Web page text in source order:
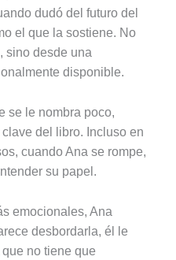
dudó del futuro del
el que la sostiene. No
sino desde una
disponible.
se le nombra poco,
del libro. Incluso en
cuando Ana se rompe,
su papel.
emocionales, Ana
desbordarla, él le
no tiene que